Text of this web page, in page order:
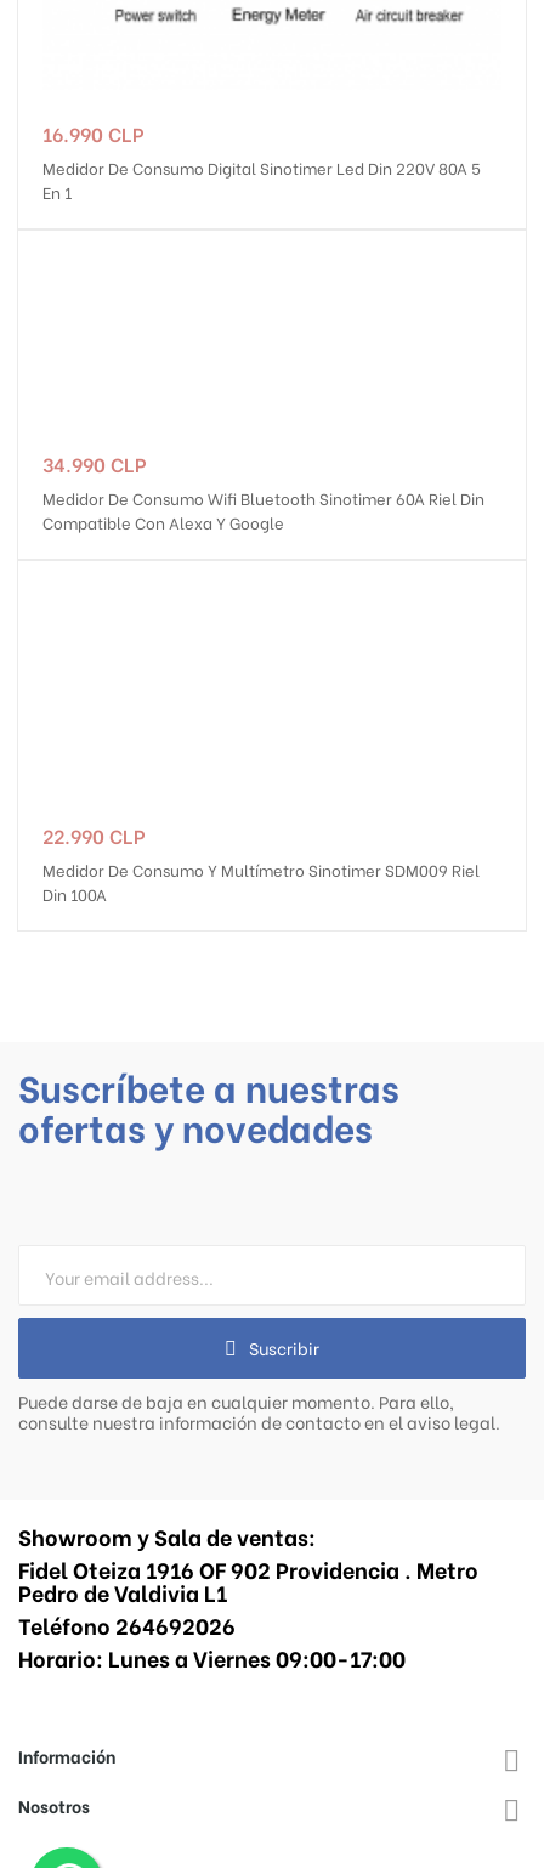
Precio
16.990 CLP
Medidor De Consumo Digital Sinotimer Led Din 220V 80A 5
En 1
Precio
34.990 CLP
Medidor De Consumo Wifi Bluetooth Sinotimer 60A Riel Din
Compatible Con Alexa Y Google
Precio
22.990 CLP
Medidor De Consumo Y Multímetro Sinotimer SDM009 Riel
Din 100A
Suscríbete a nuestras
ofertas y novedades
Suscribir
Puede darse de baja en cualquier momento. Para ello,
consulte nuestra información de contacto en el aviso legal.
Showroom y Sala de ventas:
Fidel Oteiza 1916 OF 902 Providencia . Metro
Pedro de Valdivia L1
Teléfono 264692026
Horario: Lunes a Viernes 09:00-17:00
Información 
Nosotros 